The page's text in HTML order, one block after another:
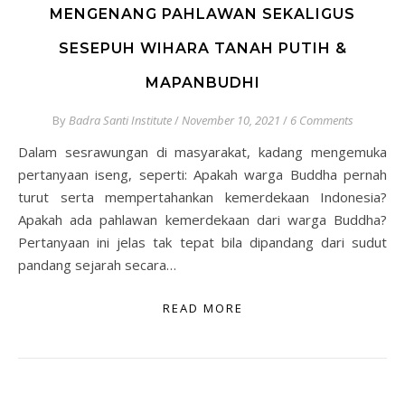
MENGENANG PAHLAWAN SEKALIGUS
SESEPUH WIHARA TANAH PUTIH &
MAPANBUDHI
ByBadra Santi Institute/November 10, 2021 / 6 Comments
Dalam sesrawungan di masyarakat, kadang mengemuka
pertanyaan iseng, seperti: Apakah warga Buddha pernah
turut serta mempertahankan kemerdekaan Indonesia?
Apakah ada pahlawan kemerdekaan dari warga Buddha?
Pertanyaan ini jelas tak tepat bila dipandang dari sudut
pandang sejarah secara…
READ MORE